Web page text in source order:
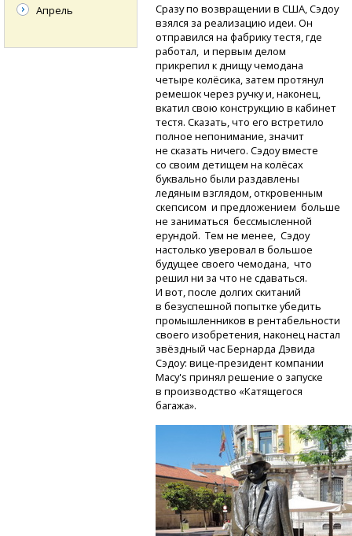
Сразу по возвращении в США, Сэдоу
взялся за реализацию идеи. Он
отправился на фабрику тестя, где
работал, и первым делом
прикрепил к днищу чемодана
четыре колёсика, затем протянул
ремешок через ручку и, наконец,
вкатил свою конструкцию в кабинет
тестя. Сказать, что его встретило
полное непонимание, значит
не сказать ничего. Сэдоу вместе
со своим детищем на колёсах
буквально были раздавлены
ледяным взглядом, откровенным
скепсисом и предложением больше
не заниматься бессмысленной
ерундой. Тем не менее, Сэдоу
настолько уверовал в большое
будущее своего чемодана, что
решил ни за что не сдаваться.
И вот, после долгих скитаний
в безуспешной попытке убедить
промышленников в рентабельности
своего изобретения, наконец настал
звёздный час Бернарда Дэвида
Сэдоу:вице-президенткомпании
Macy's принял решение о запуске
в производство «Катящегося
багажа».
Апрель